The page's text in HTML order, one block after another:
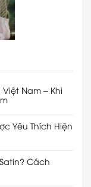
Nam – Khi
Yêu Thích Hiện
Cách